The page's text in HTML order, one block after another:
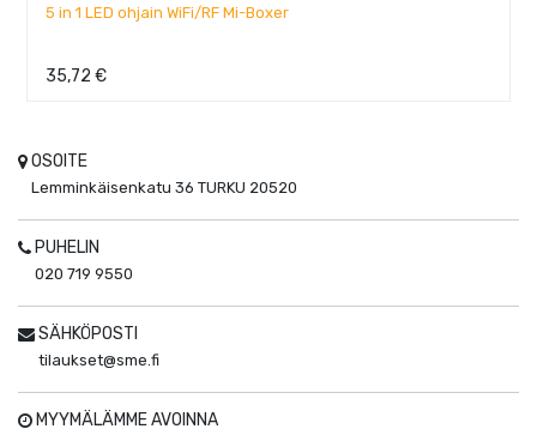
5 in 1 LED ohjain WiFi/RF Mi-Boxer
35,72 €
OSOITE
Lemminkäisenkatu 36 TURKU 20520
PUHELIN
020 719 9550
SÄHKÖPOSTI
tilaukset@sme.fi
MYYMÄLÄMME AVOINNA